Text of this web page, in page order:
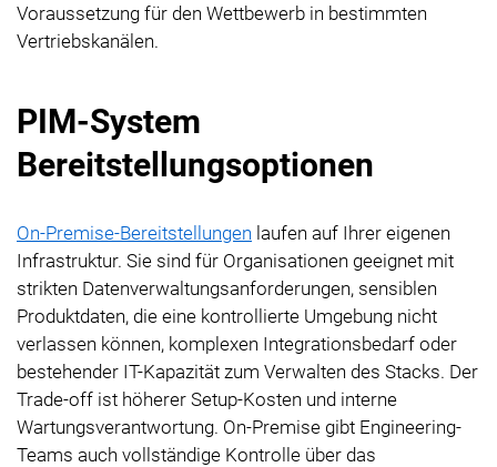
Voraussetzung für den Wettbewerb in bestimmten
Vertriebskanälen.
PIM-System
Bereitstellungsoptionen
On-Premise-Bereitstellungen laufen auf Ihrer eigenen
Infrastruktur. Sie sind für Organisationen geeignet mit
strikten Datenverwaltungsanforderungen, sensiblen
Produktdaten, die eine kontrollierte Umgebung nicht
verlassen können, komplexen Integrationsbedarf oder
bestehender IT-Kapazität zum Verwalten des Stacks. Der
Trade-off ist höherer Setup-Kosten und interne
Wartungsverantwortung. On-Premise gibt Engineering-
Teams auch vollständige Kontrolle über das